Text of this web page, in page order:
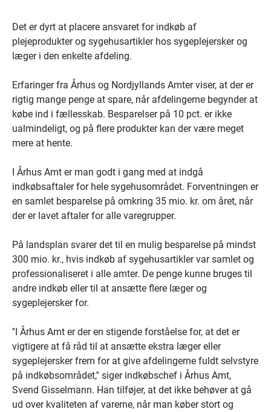
Det er dyrt at placere ansvaret for indkøb af
plejeprodukter og sygehusartikler hos sygeplejersker og
læger i den enkelte afdeling.
Erfaringer fra Århus og Nordjyllands Amter viser, at der er
rigtig mange penge at spare, når afdelingerne begynder at
købe ind i fællesskab. Besparelser på 10 pct. er ikke
ualmindeligt, og på flere produkter kan der være meget
mere at hente.
I Århus Amt er man godt i gang med at indgå
indkøbsaftaler for hele sygehusområdet. Forventningen er
en samlet besparelse på omkring 35 mio. kr. om året, når
der er lavet aftaler for alle varegrupper.
På landsplan svarer det til en mulig besparelse på mindst
300 mio. kr., hvis indkøb af sygehusartikler var samlet og
professionaliseret i alle amter. De penge kunne bruges til
andre indkøb eller til at ansætte flere læger og
sygeplejersker for.
''I Århus Amt er der en stigende forståelse for, at det er
vigtigere at få råd til at ansætte ekstra læger eller
sygeplejersker frem for at give afdelingerne fuldt selvstyre
på indkøbsområdet,'' siger indkøbschef i Århus Amt,
Svend Gisselmann. Han tilføjer, at det ikke behøver at gå
ud over kvaliteten af varerne, når man køber stort og